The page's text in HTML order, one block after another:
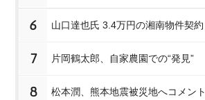
6 山口達也氏 3.4万円の湘南物件契約
7 片岡鶴太郎、自家農園での“発見”
8 松本潤、熊本地震被災地へコメント